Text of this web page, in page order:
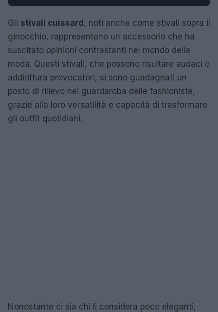
Gli stivali cuissard, noti anche come stivali sopra il
ginocchio, rappresentano un accessorio che ha
suscitato opinioni contrastanti nel mondo della
moda. Questi stivali, che possono risultare audaci o
addirittura provocatori, si sono guadagnati un
posto di rilievo nei guardaroba delle fashioniste,
grazie alla loro versatilità e capacità di trasformare
gli outfit quotidiani.
Nonostante ci sia chi li considera poco eleganti,